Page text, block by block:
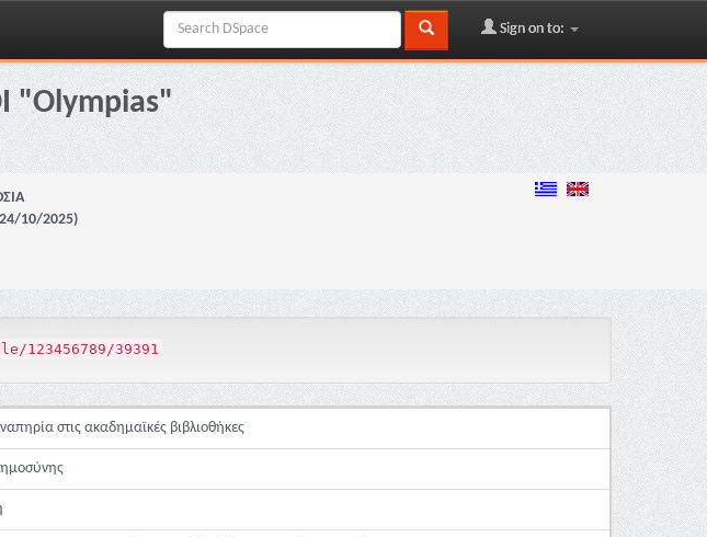
Sign on to:
"Olympias"
10/2025)
39391
στις ακαδημαϊκές βιβλιοθήκες